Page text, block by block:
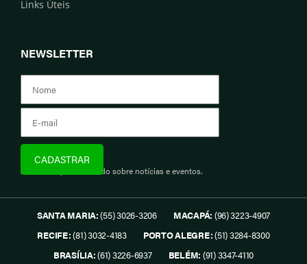
Links Úteis
NEWSLETTER
Assine e fique informado sobre notícias e eventos.
SANTA MARIA:(55) 3026-3206 MACAPÁ: (96) 3223-4907
RECIFE:(81) 3032-4183 PORTO ALEGRE:(51) 3284-8300
BRASÍLIA:(61) 3226-6937 BELÉM: (91) 3347-4110